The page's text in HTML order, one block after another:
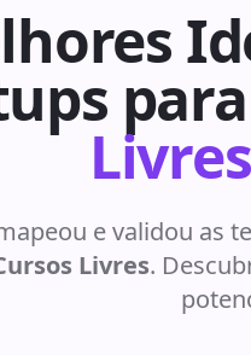
para
Livres
e validou as
Livres.